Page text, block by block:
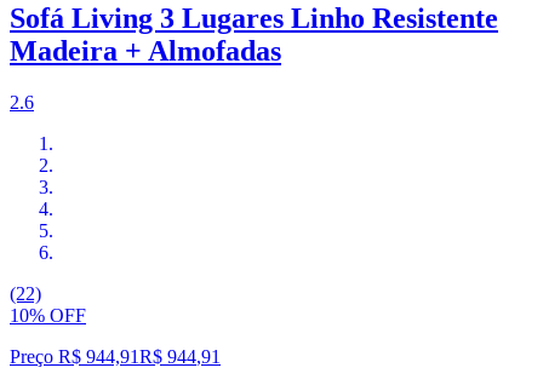
Sofá Living 3 Lugares Linho Resistente
Madeira + Almofadas
2.6
(22)
10% OFF
Preço R$ 944,91R$ 944,91